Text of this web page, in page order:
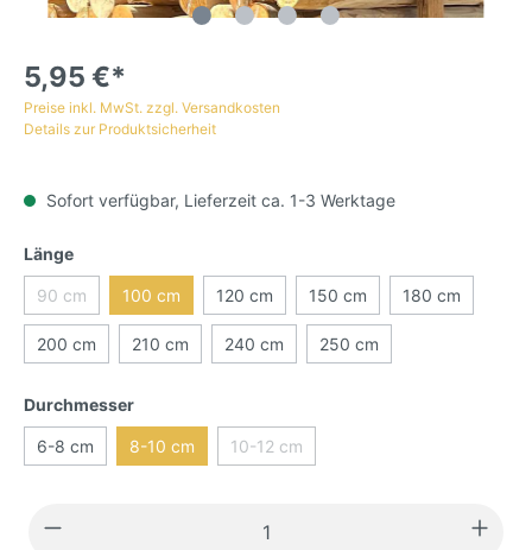
5,95 €*
Preise inkl. MwSt. zzgl. Versandkosten
Details zur Produktsicherheit
Sofort verfügbar, Lieferzeit ca. 1-3 Werktage
Länge
90 cm 100 cm 120 cm 150 cm 180 cm
200 cm 210 cm 240 cm 250 cm
Durchmesser
6-8 cm 8-10 cm 10-12 cm